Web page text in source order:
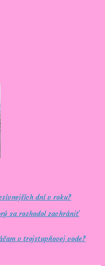
dní v roku?
sa rozhodol zachrániť
v trojstupňovej vode?